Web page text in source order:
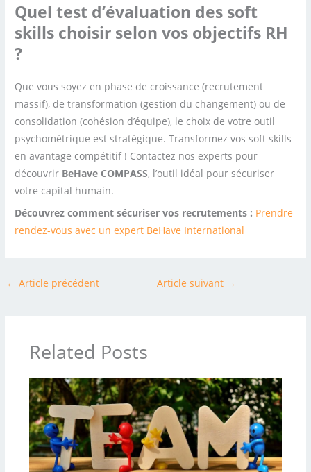
Quel test d’évaluation des soft
skills choisir selon vos objectifs RH
?
Que vous soyez en phase de croissance (recrutement
massif), de transformation (gestion du changement) ou de
consolidation (cohésion d’équipe), le choix de votre outil
psychométrique est stratégique. Transformez vos soft skills
en avantage compétitif ! Contactez nos experts pour
découvrir BeHave COMPASS, l’outil idéal pour sécuriser
votre capital humain.
Découvrez comment sécuriser vos recrutements : Prendre
rendez-vous avec un expert BeHave International
← Article précédent Article suivant →
Related Posts